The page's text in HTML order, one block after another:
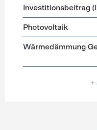
Investitionsbeitrag
Photovoltaik
Wärmedämmung
+